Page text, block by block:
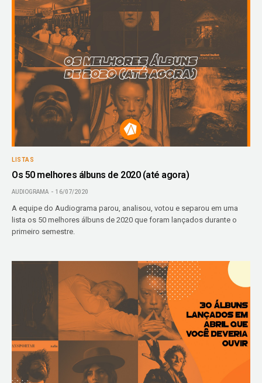
LISTAS
Os 50 melhores álbuns de 2020 (até agora)
AUDIOGRAMA 16/07/2020
A equipe do Audiograma parou, analisou, votou e separou em uma
lista os 50 melhores álbuns de 2020 que foram lançados durante o
primeiro semestre.